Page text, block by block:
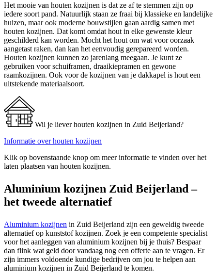
Het mooie van houten kozijnen is dat ze af te stemmen zijn op
iedere soort pand. Natuurlijk staan ze fraai bij klassieke en landelijke
huizen, maar ook moderne bouwstijlen gaan aardig samen met
houten kozijnen. Dat komt omdat hout in elke gewenste kleur
geschilderd kan worden. Mocht het hout om wat voor oorzaak
aangetast raken, dan kan het eenvoudig gerepareerd worden.
Houten kozijnen kunnen zo jarenlang meegaan. Je kunt ze
gebruiken voor schuiframen, draaikiepramen en gewone
raamkozijnen. Ook voor de kozijnen van je dakkapel is hout een
uitstekende materiaalsoort.
Wil je liever houten kozijnen in Zuid Beijerland?
Informatie over houten kozijnen
Klik op bovenstaande knop om meer informatie te vinden over het
laten plaatsen van houten kozijnen.
Aluminium kozijnen Zuid Beijerland –
het tweede alternatief
Aluminium kozijnen in Zuid Beijerland zijn een geweldig tweede
alternatief op kunststof kozijnen. Zoek je een competente specialist
voor het aanleggen van aluminium kozijnen bij je thuis? Bespaar
dan flink wat geld door vandaag nog een offerte aan te vragen. Er
zijn immers voldoende kundige bedrijven om jou te helpen aan
aluminium kozijnen in Zuid Beijerland te komen.